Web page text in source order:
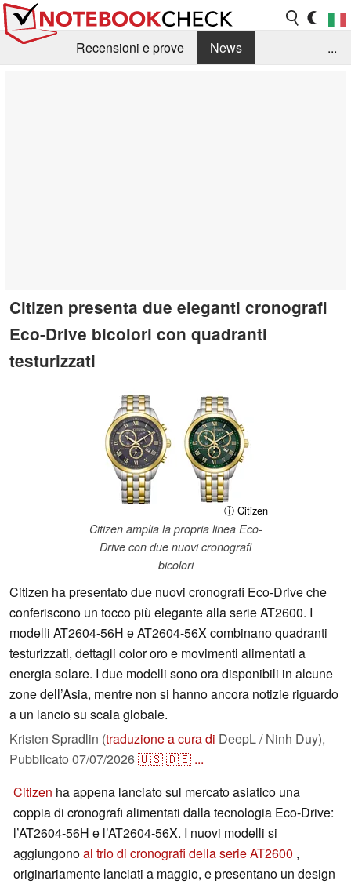
Recensioni e prove
News
...
Citizen presenta due eleganti cronografi
Eco-Drive bicolori con quadranti
testurizzati
ⓘ Citizen
Citizen amplia la propria linea Eco-
Drive con due nuovi cronografi
bicolori
Citizen ha presentato due nuovi cronografi Eco-Drive che
conferiscono un tocco più elegante alla serie AT2600. I
modelli AT2604-56H e AT2604-56X combinano quadranti
testurizzati, dettagli color oro e movimenti alimentati a
energia solare. I due modelli sono ora disponibili in alcune
zone dell’Asia, mentre non si hanno ancora notizie riguardo
a un lancio su scala globale.
Kristen Spradlin (traduzione a cura di DeepL / Ninh Duy),
Pubblicato 07/07/2026🇺🇸🇩🇪 ...
Citizen ha appena lanciato sul mercato asiatico una
coppia di cronografi alimentati dalla tecnologia Eco-Drive:
l’AT2604-56H e l’AT2604-56X. I nuovi modelli si
aggiungonoal trio di cronografi della serie AT2600 ,
originariamente lanciati a maggio, e presentano un design